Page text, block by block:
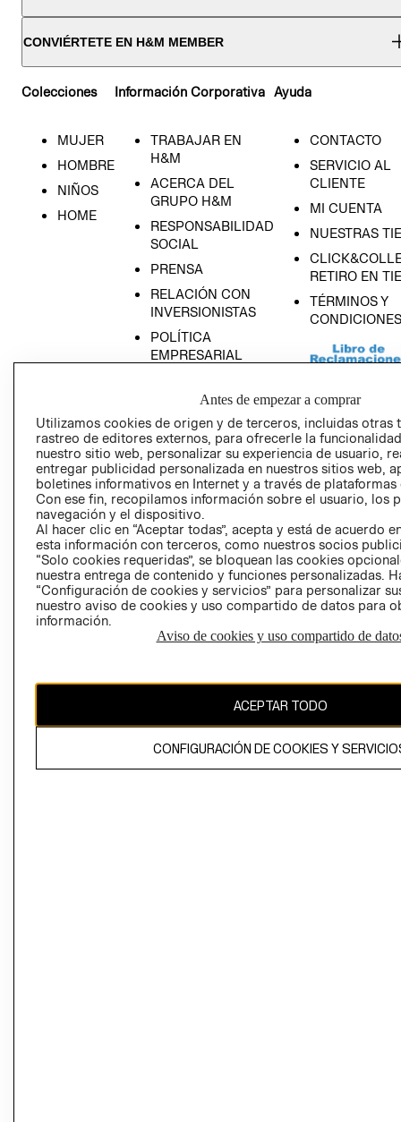
CONVIÉRTETE EN H&M MEMBER
Colecciones
MUJER
HOMBRE
NIÑOS
HOME
Información Corporativa
TRABAJAR EN
H&M
ACERCA DEL
GRUPO H&M
RESPONSABILIDAD
SOCIAL
PRENSA
RELACIÓN CON
INVERSIONISTAS
POLÍTICA
EMPRESARIAL
Ayuda
CONTACTO
SERVICIO AL
CLIENTE
MI CUENTA
NUESTRAS
RETIRO EN
TÉRMINOS Y
CONDICIONES
AVISO DE
PRIVACIDAD
GIFT CARD
AVISO DE
El contenido de esta página web está protegido por copyright y es
Antes de empezar a comprar
Utilizamos cookies de origen y de terceros, incluidas otras
rastreo de editores externos, para ofrecerle la
nuestro sitio web, personalizar su experiencia de usuario,
entregar publicidad personalizada en nuestros sitios web,
boletines informativos en Internet y a través de plataformas
Con ese fin, recopilamos información sobre el usuario, los
navegación y el dispositivo.
Al hacer clic en “Aceptar todas”, acepta y está de acuerdo
esta información con terceros, como nuestros socios
“Solo cookies requeridas”, se bloquean las cookies
nuestra entrega de contenido y funciones personalizadas.
“Configuración de cookies y servicios” para personalizar
nuestro aviso de cookies y uso compartido de datos para
información.
Aviso de cookies y uso compartido de
ACEPTAR TODO
CONFIGURACIÓN DE COOKIES Y